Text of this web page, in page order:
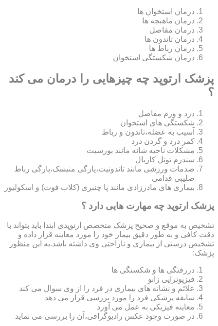
درمان استخوان ها
درمان ماهیچه ها
درمان مفاصل
درمان تاندون ها
درمان رباط ها
درمان شکستگی استخوان
پزشک ارتوپد چه چیزهایی را درمان می کند
؟
درد و ورم مفاصل
شکستگی های استخوان
آسیب به عضله،تاندون و رباط
کمر درد و گردن درد
مشکلات ناحیه شانه مانند بورسیت
سندرم تونل کارپال
صدمات ورزشی مانند تاندونیت،پارگی منیسک،پارگی رباط
صلیبی قدامی
بیماری های مادرزادی مانند پا چنبری (کلاب فوت) و اسکولیوز
پزشک ارتوپد چه مهارت هایی دارد ؟
تشخیص به موقع و صحیح پزشک متخصص ارتوپدی ابتدا باید بتواند با
دقت کافی و به طور دقیق بیمار خود را مورد معاینه قرار داده و
تشخیص درستی از بیماری و ناراحتی وی داشته باشد.به این منظور
پزشک:
دررفتگی ها و شکستگی ها
فیزیوتراپی زانو
علائم و نشانه های بیماری در فرد را از وی سوال می کند
سابقه پزشکی فرد را مورد بررسی قرار می دهد
معاینه فیزیکی به عمل می آورد
در صورت وجود عکس رادیوگرافی،آن را بررسی می‎ نماید